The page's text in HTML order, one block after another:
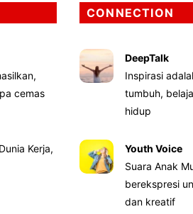
cemas
Kerja,
CONNECTION
DeepTalk
Inspirasi
tumbuh,
hidup
Youth Voice
Suara Anak
berekspresi
dan kreatif